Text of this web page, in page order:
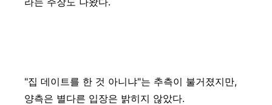
"집 데이트를 한 것 아니냐"는 추측이 불거졌지만,
양측은 별다른 입장은 밝히지 않았다.